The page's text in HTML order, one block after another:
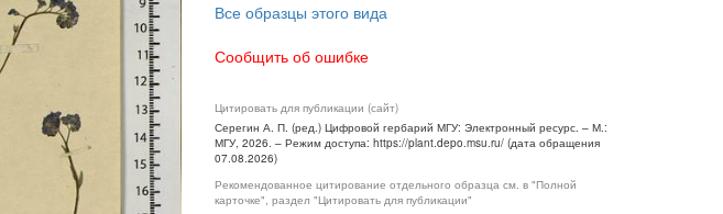
Все образцы этого вида
Сообщить об ошибке
Цитировать для публикации (сайт)
Серегин А. П. (ред.) Цифровой гербарий МГУ: Электронный ресурс. – М.:
МГУ, 2026. – Режим доступа: https://plant.depo.msu.ru/ (дата обращения
07.08.2026)
Рекомендованное цитирование отдельного образца см. в "Полной
карточке", раздел "Цитировать для публикации"